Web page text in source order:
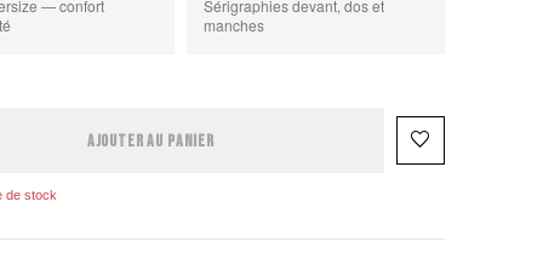
— confort
Sérigraphies devant, dos et
manches
AJOUTER AU PANIER favorite_border
de stock